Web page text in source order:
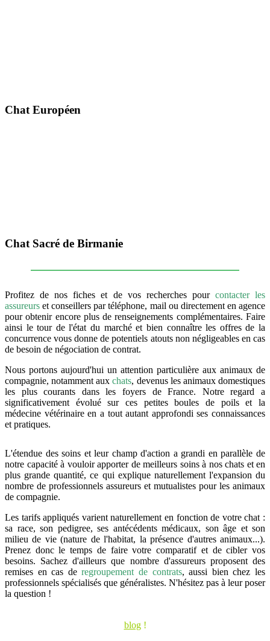
Chat Européen
Chat Sacré de Birmanie
Profitez de nos fiches et de vos recherches pour contacter les
assureurs et conseillers par téléphone, mail ou directement en agence
pour obtenir encore plus de renseignements complémentaires. Faire
ainsi le tour de l'état du marché et bien connaître les offres de la
concurrence vous donne de potentiels atouts non négligeables en cas
de besoin de négociation de contrat.
Nous portons aujourd'hui un attention particulière aux animaux de
compagnie, notamment auxchats, devenus les animaux domestiques
les plus courants dans les foyers de France. Notre regard a
significativement évolué sur ces petites boules de poils et la
médecine vétérinaire en a tout autant approfondi ses connaissances
et pratiques.
L'étendue des soins et leur champ d'action a grandi en parallèle de
notre capacité à vouloir apporter de meilleurs soins à nos chats et en
plus grande quantité, ce qui explique naturellement l'expansion du
nombre de professionnels assureurs et mutualistes pour les animaux
de compagnie.
Les tarifs appliqués varient naturellement en fonction de votre chat :
sa race, son pedigree, ses antécédents médicaux, son âge et son
milieu de vie (nature de l'habitat, la présence d'autres animaux...).
Prenez donc le temps de faire votre comparatif et de cibler vos
besoins. Sachez d'ailleurs que nombre d'assureurs proposent des
remises en cas deregroupement de contrats, aussi bien chez les
professionnels spécialisés que généralistes. N'hésitez pas à leur poser
la question !
blog!